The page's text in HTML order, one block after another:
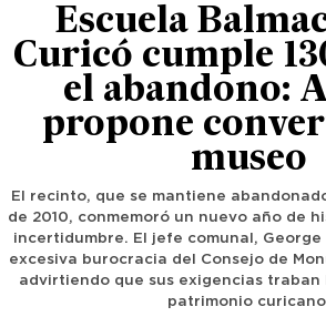
Escuela
Curicó cumple
el abandono:
propone
museo
El recinto, que se mantiene
de 2010, conmemoró un nuevo año de
incertidumbre. El jefe comunal,
excesiva burocracia del Consejo de
advirtiendo que sus exigencias traban
patrimonio